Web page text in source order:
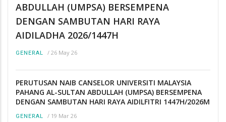
ABDULLAH (UMPSA) BERSEMPENA
DENGAN SAMBUTAN HARI RAYA
AIDILADHA 2026/1447H
GENERAL / 26 May 26
PERUTUSAN NAIB CANSELOR UNIVERSITI MALAYSIA
PAHANG AL-SULTAN ABDULLAH (UMPSA) BERSEMPENA
DENGAN SAMBUTAN HARI RAYA AIDILFITRI 1447H/2026M
GENERAL / 19 Mar 26